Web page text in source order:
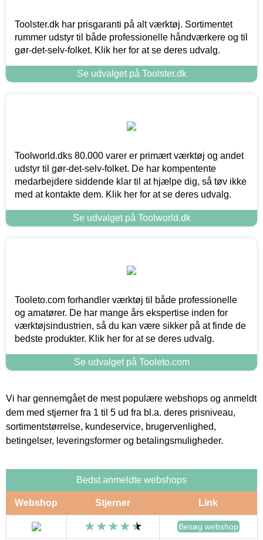
Toolster.dk har prisgaranti på alt værktøj. Sortimentet
rummer udstyr til både professionelle håndværkere og til
gør-det-selv-folket. Klik her for at se deres udvalg.
Se udvalget på Toolster.dk
Toolworld.dks 80.000 varer er primært værktøj og andet
udstyr til gør-det-selv-folket. De har kompentente
medarbejdere siddende klar til at hjælpe dig, så tøv ikke
med at kontakte dem. Klik her for at se deres udvalg.
Se udvalget på Toolworld.dk
Tooleto.com forhandler værktøj til både professionelle
og amatører. De har mange års ekspertise inden for
værktøjsindustrien, så du kan være sikker på at finde de
bedste produkter. Klik her for at se deres udvalg.
Se udvalget på Tooleto.com
Vi har gennemgået de mest populære webshops og anmeldt
dem med stjerner fra 1 til 5 ud fra bl.a. deres prisniveau,
sortimentstørrelse, kundeservice, brugervenlighed,
betingelser, leveringsformer og betalingsmuligheder.
Bedst anmeldte webshops
Webshop Stjerner Link
Besøg webshop